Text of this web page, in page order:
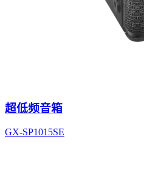
超低频音箱
GX-SP1015SE